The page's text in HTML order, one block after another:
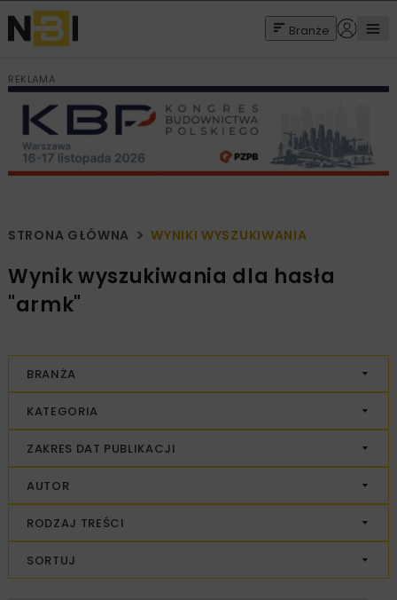
Branże
REKLAMA
STRONA GŁÓWNA WYNIKI WYSZUKIWANIA
Wynik wyszukiwania dla hasła
"armk"
BRANŻA
KATEGORIA
ZAKRES DAT PUBLIKACJI
AUTOR
RODZAJ TREŚCI
SORTUJ